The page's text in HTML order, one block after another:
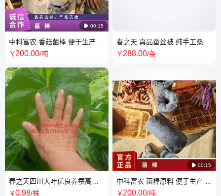
 00:15
中科富农 香菇菌棒 便于生产 用
途广泛 适应性强
￥200.00/吨
春之天四川大叶优良养蚕高产
嫁接强桑一号桑树苗
￥0.98/株
春之天 真品蚕丝被 纯手工桑蚕
丝绵被 双宫丝 光胎
￥288.00/条
 00:15
中科富农 菌棒原料 便于生产 循
环利用 品质优良
￥200.00/吨